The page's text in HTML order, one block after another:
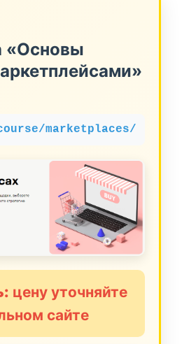
«Основы
marketplaces/
цену уточняйте
сайте